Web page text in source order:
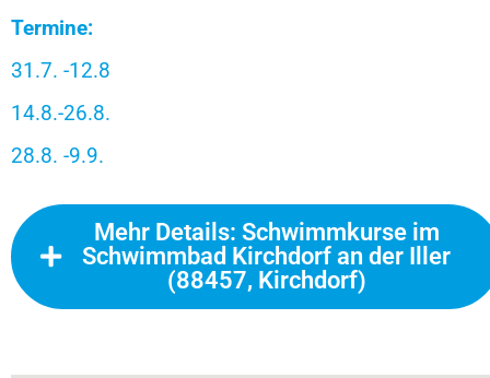
Termine:
31.7. -12.8
14.8.-26.8.
28.8. -9.9.
Mehr Details: Schwimmkurse im
Schwimmbad Kirchdorf an der Iller
(88457, Kirchdorf)